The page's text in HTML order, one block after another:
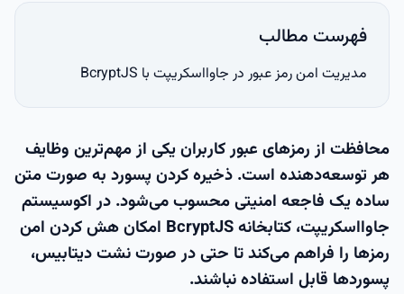
فهرست مطالب
مدیریت امن رمز عبور در جاوااسکریپت با BcryptJS
محافظت از رمزهای عبور کاربران یکی از مهم‌ترین وظایف
هر توسعه‌دهنده است. ذخیره کردن پسورد به صورت متن
ساده یک فاجعه امنیتی محسوب می‌شود. در اکوسیستم
جاوااسکریپت، کتابخانهBcryptJS امکان هش کردن امن
رمزها را فراهم می‌کند تا حتی در صورت نشت دیتابیس،
پسوردها قابل استفاده نباشند.